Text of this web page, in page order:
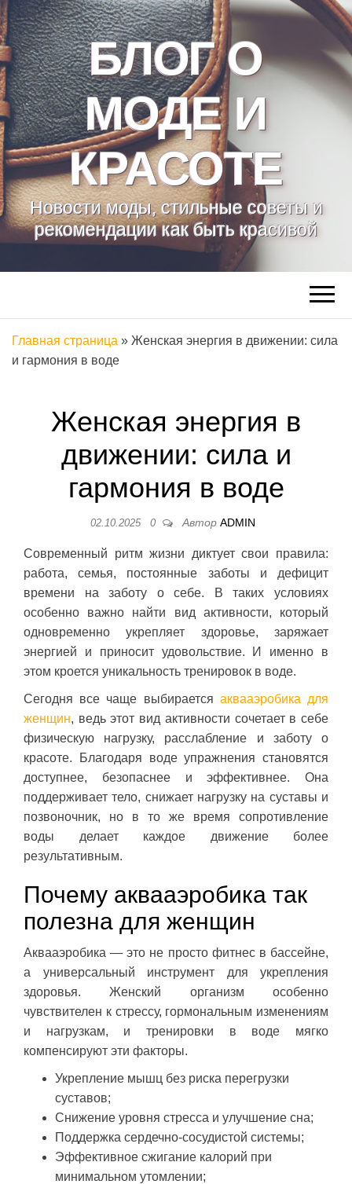
БЛОГ О
МОДЕ И
КРАСОТЕ
Новости моды, стильные советы и
рекомендации как быть красивой
Главная страница » Женская энергия в движении: сила
и гармония в воде
Женская энергия в
движении: сила и
гармония в воде
02.10.2025 0 Автор ADMIN
Современный ритм жизни диктует свои правила:
работа, семья, постоянные заботы и дефицит
времени на заботу о себе. В таких условиях
особенно важно найти вид активности, который
одновременно укрепляет здоровье, заряжает
энергией и приносит удовольствие. И именно в
этом кроется уникальность тренировок в воде.
Сегодня все чаще выбирается аквааэробика для
женщин, ведь этот вид активности сочетает в себе
физическую нагрузку, расслабление и заботу о
красоте. Благодаря воде упражнения становятся
доступнее, безопаснее и эффективнее. Она
поддерживает тело, снижает нагрузку на суставы и
позвоночник, но в то же время сопротивление
воды делает каждое движение более
результативным.
Почему аквааэробика так
полезна для женщин
Аквааэробика — это не просто фитнес в бассейне,
а универсальный инструмент для укрепления
здоровья. Женский организм особенно
чувствителен к стрессу, гормональным изменениям
и нагрузкам, и тренировки в воде мягко
компенсируют эти факторы.
Укрепление мышц без риска перегрузки
суставов;
Снижение уровня стресса и улучшение сна;
Поддержка сердечно-сосудистой системы;
Эффективное сжигание калорий при
минимальном утомлении;